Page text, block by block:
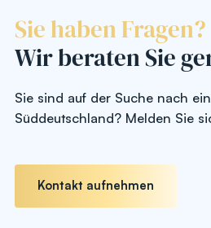
Sie haben Fragen?
Wir beraten Sie
Sie sind auf der Suche nach
Süddeutschland? Melden Sie
Kontakt aufnehmen